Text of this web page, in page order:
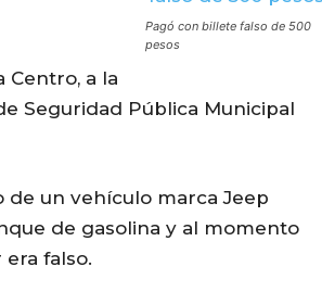
Pagó con billete falso de 500
pesos
Centro, a la
Seguridad Pública Municipal
un vehículo marca Jeep
de gasolina y al momento
falso.